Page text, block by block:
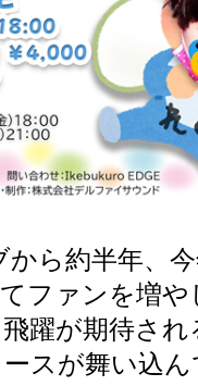
から約半年、
ファンを増
躍が期待され
スが舞い込